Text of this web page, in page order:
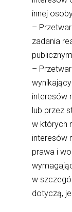
innej
–
zadania
–
interesów
lub przez
w których
interesów
prawa i
w
dotyczą,